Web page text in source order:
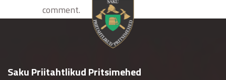
comment.
Saku Priitahtlikud Pritsimehed